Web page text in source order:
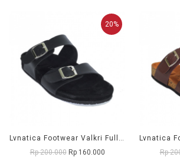
20%
Lvnatica Footwear Valkri Full Black | Sendal Jepit Pria Casual
Rp 200.000 Rp 160.000
Rp